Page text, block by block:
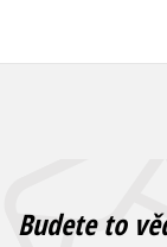
Budete to